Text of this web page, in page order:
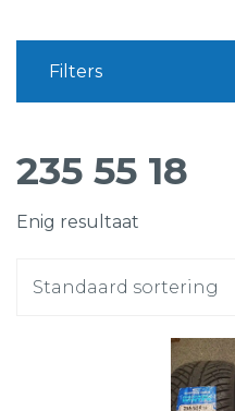
235 55 18
Enig resultaat
Filters